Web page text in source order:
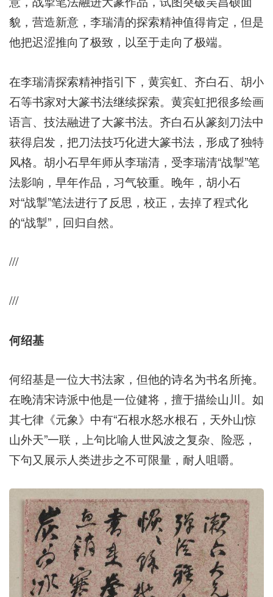
貌，营造新意，李瑞清的探索精神值得肯定，但是
他把迟涩推向了极致，以至于走向了极端。
在李瑞清探索精神指引下，黄宾虹、齐白石、胡小
石等书家对大篆书法继续探索。黄宾虹把很多绘画
语言、技法融进了大篆书法。齐白石从篆刻刀法中
获得启发，把刀法技巧化进大篆书法，形成了独特
风格。胡小石早年师从李瑞清，受李瑞清“战掣”笔
法影响，早年作品，习气较重。晚年，胡小石
对“战掣”笔法进行了反思，校正，去掉了程式化
的“战掣”，回归自然。
///
///
何绍基
何绍基是一位大书法家，但他的诗名为书名所掩。
在晚清宋诗派中他是一位健将，擅于描绘山川。如
其七律《元象》中有“石根水怒水根石，天外山惊
山外天”一联，上句比喻人世风波之复杂、险恶，
下句又展示人类进步之不可限量，耐人咀嚼。